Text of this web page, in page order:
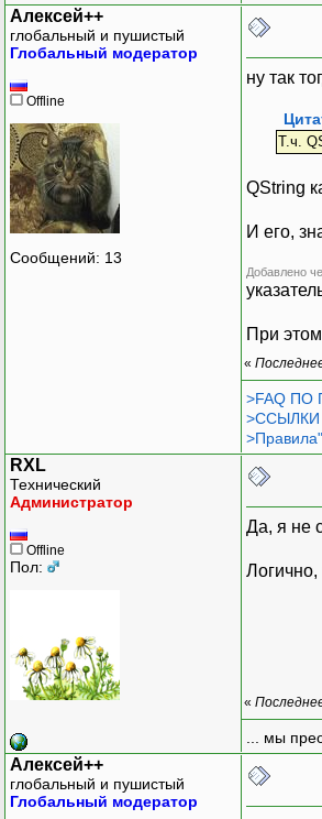
Алексей++
глобальный и пушистый
Глобальный модератор
Offline
Сообщений: 13
ну так
Т.ч.
QString
И его,
Добавлено
При
«
>FAQ ПО
>ССЫЛКИ
RXL
Технический
Администратор
Offline
Пол:
Да, я не
«
... мы
Алексей++
глобальный и пушистый
Глобальный модератор